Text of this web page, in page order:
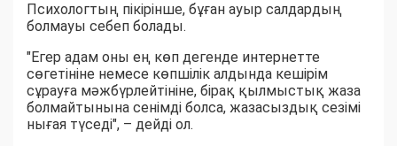
Психологтың пікірінше, бұған ауыр салдардың
болмауы себеп болады.
"Егер адам оны ең көп дегенде интернетте
сөгетініне немесе көпшілік алдында кешірім
сұрауға мәжбүрлейтініне, бірақ қылмыстық жаза
болмайтынына сенімді болса, жазасыздық сезімі
нығая түседі", – дейді ол.